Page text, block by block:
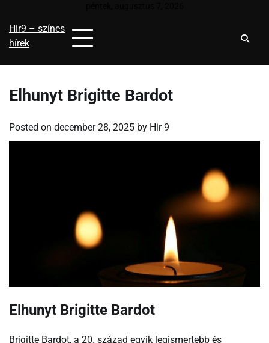
content
Hir9 – színes
hírek
Elhunyt Brigitte Bardot
Posted on december 28, 2025 by Hir 9
Elhunyt Brigitte Bardot
Brigitte Bardot, a 20. század egyik legismertebb és